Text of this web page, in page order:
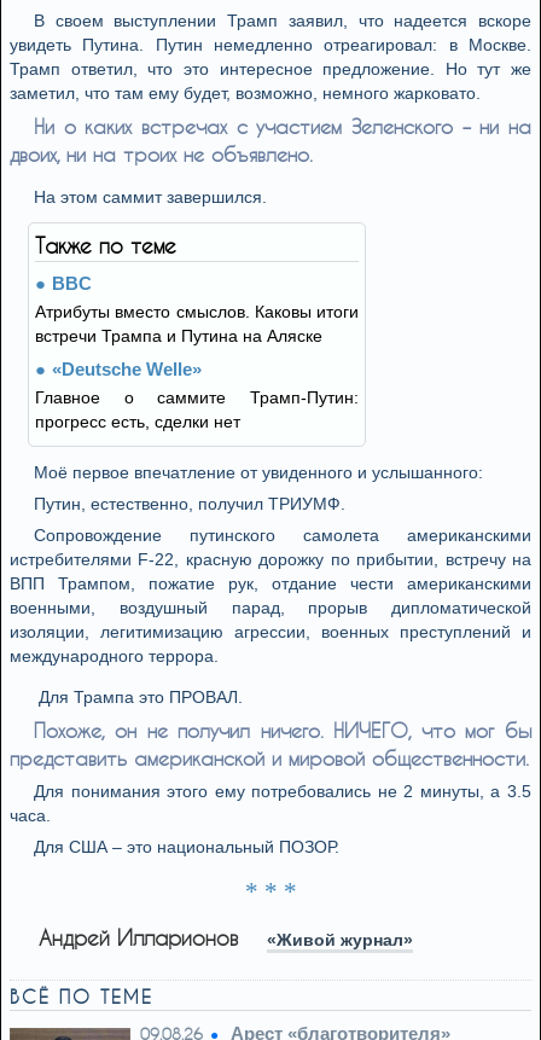
В своем выступлении Трамп заявил, что надеется вскоре
увидеть Путина. Путин немедленно отреагировал: в Москве.
Трамп ответил, что это интересное предложение. Но тут же
заметил, что там ему будет, возможно, немного жарковато.
Ни о каких встречах с участием Зеленского – ни на
двоих, ни на троих не объявлено.
На этом саммит завершился.
Также по теме
BBC
Атрибуты вместо смыслов. Каковы итоги
встречи Трампа и Путина на Аляске
«Deutsche Welle»
Главное о саммите Трамп-Путин:
прогресс есть, сделки нет
Моё первое впечатление от увиденного и услышанного:
Путин, естественно, получил ТРИУМФ.
Сопровождение путинского самолета американскими
истребителями F-22, красную дорожку по прибытии, встречу на
ВПП Трампом, пожатие рук, отдание чести американскими
военными, воздушный парад, прорыв дипломатической
изоляции, легитимизацию агрессии, военных преступлений и
международного террора.
Для Трампа это ПРОВАЛ.
Похоже, он не получил ничего. НИЧЕГО, что мог бы
представить американской и мировой общественности.
Для понимания этого ему потребовались не 2 минуты, а 3.5
часа.
Для США – это национальный ПОЗОР.
* * *
Андрей Илларионов «Живой журнал»
ВСЁ ПО ТЕМЕ
09.08.26 Арест «благотворителя»